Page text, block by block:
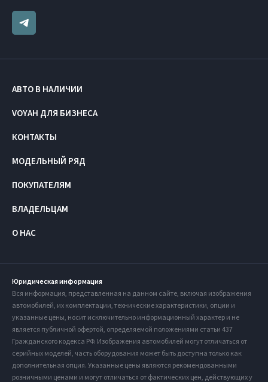
АВТО В НАЛИЧИИ
VOYAH ДЛЯ БИЗНЕСА
КОНТАКТЫ
МОДЕЛЬНЫЙ РЯД
ПОКУПАТЕЛЯМ
ВЛАДЕЛЬЦАМ
О НАС
Юридическая информация
Вся информация, представленная на данном сайте, включая изображения
автомобилей, их комплектации, технические характеристики, опции и
указанные цены, носит исключительно информационный характер и не
является публичной офертой, определяемой положениями статьи 437
Гражданского кодекса РФ. Изображения автомобилей могут отличаться от
серийных моделей, часть оборудования может быть доступна только как
дополнительная опция. Указанные цены являются рекомендованными
розничными ценами и могут отличаться от фактических цен, действующих у